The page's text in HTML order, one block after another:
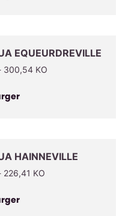
EQUEURDREVILLE
300,54 KO
HAINNEVILLE
226,41 KO